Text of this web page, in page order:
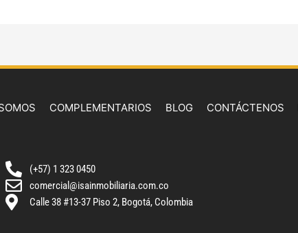
COMPLEMENTARIOS BLOG CONTÁCTENOS
(+57) 1 323 0450
comercial@isainmobiliaria.com.co
Calle 38 #13-37 Piso 2, Bogotá, Colombia